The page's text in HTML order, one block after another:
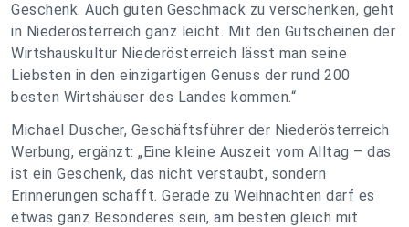
Geschenk. Auch guten Geschmack zu verschenken, geht
in Niederösterreich ganz leicht. Mit den Gutscheinen der
Wirtshauskultur Niederösterreich lässt man seine
Liebsten in den einzigartigen Genuss der rund 200
besten Wirtshäuser des Landes kommen.“
Michael Duscher, Geschäftsführer der Niederösterreich
Werbung, ergänzt: „Eine kleine Auszeit vom Alltag – das
ist ein Geschenk, das nicht verstaubt, sondern
Erinnerungen schafft. Gerade zu Weihnachten darf es
etwas ganz Besonderes sein, am besten gleich mit